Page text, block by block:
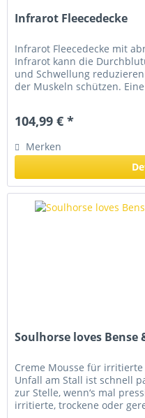
Infrarot Fleecedecke
Infrarot Fleecedecke mit
Infrarot kann die
und Schwellung
der Muskeln schützen.
104,99 € *
Merken
Soulhorse loves Bense
Creme Mousse für
Unfall am Stall ist schnell
zur Stelle, wenn‘s mal
irritierte, trockene oder